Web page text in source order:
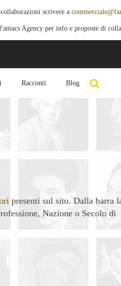
scrivere a
Agency per info e proposte di
Racconti Blog
presenti sul sito. Dalla barra
Nazione o Secolo di